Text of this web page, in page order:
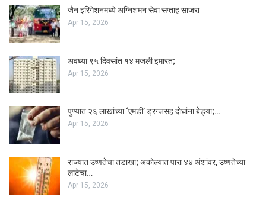
जैन इरिगेशनमध्ये अग्निशमन सेवा सप्ताह साजरा
Apr 15, 2026
अवघ्या ९५ दिवसांत १४ मजली इमारत;
Apr 15, 2026
पुण्यात २६ लाखांच्या ‘एमडी’ ड्रग्जसह दोघांना बेड्या;…
Apr 15, 2026
राज्यात उष्णतेचा तडाखा; अकोल्यात पारा ४४ अंशांवर, उष्णतेच्या
लाटेचा…
Apr 15, 2026